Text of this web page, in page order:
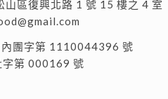
山區復興北路 1 號 15 樓之 4 室
內團字第 1110044396 號
第 000169 號